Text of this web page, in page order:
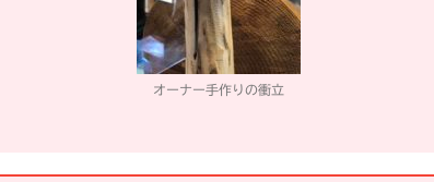
オーナー手作りの衝立